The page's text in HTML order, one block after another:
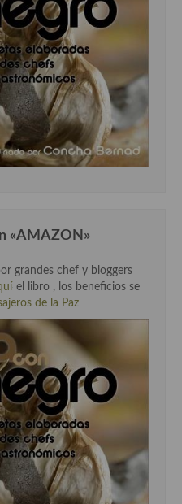
«AMAZON»
grandes chef y bloggers
el libro , los beneficios se
de la Paz